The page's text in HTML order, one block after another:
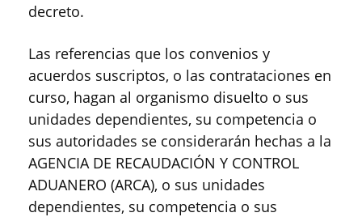
decreto.
Las referencias que los convenios y
acuerdos suscriptos, o las contrataciones en
curso, hagan al organismo disuelto o sus
unidades dependientes, su competencia o
sus autoridades se considerarán hechas a la
AGENCIA DE RECAUDACIÓN Y CONTROL
ADUANERO (ARCA), o sus unidades
dependientes, su competencia o sus